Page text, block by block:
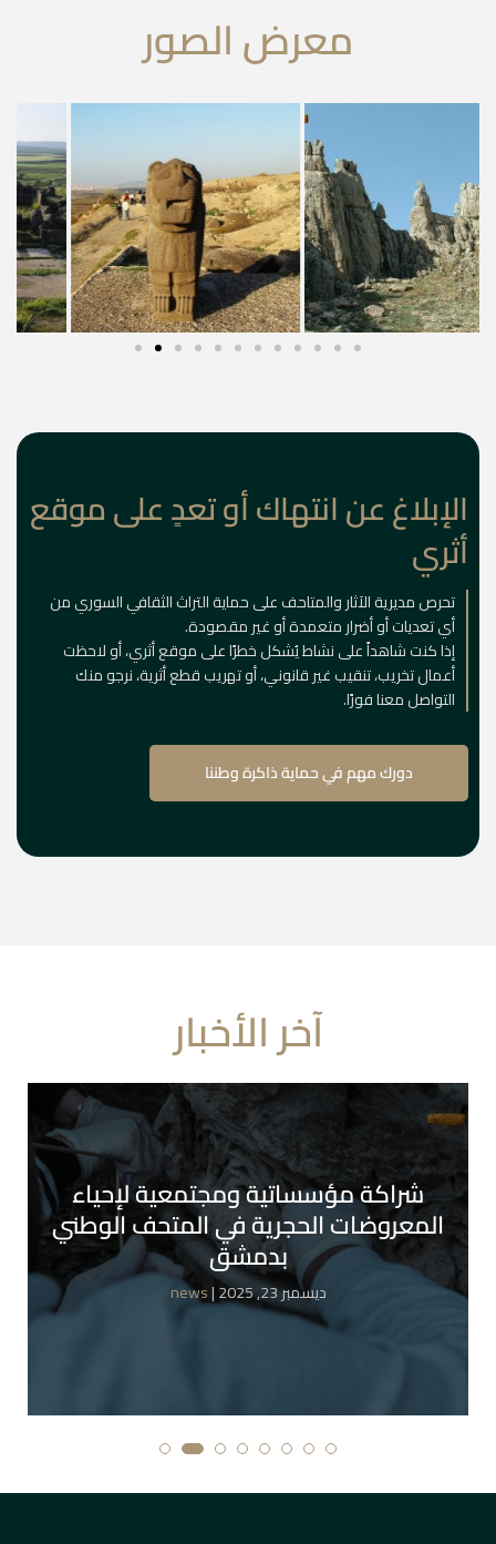
معرض الصور
الإبلاغ عن انتهاك أو تعدٍ على موقع
أثري
تحرص مديرية الآثار والمتاحف على حماية التراث الثقافي السوري من
أي تعديات أو أضرار متعمدة أو غير مقصودة.
إذا كنت شاهداً على نشاط يُشكل خطرًا على موقع أثري، أو لاحظت
أعمال تخريب، تنقيب غير قانوني، أو تهريب قطع أثرية، نرجو منك
التواصل معنا فورًا.
دورك مهم في حماية ذاكرة وطننا
آخر الأخبار
شراكة مؤسساتية ومجتمعية لإحياء
المعروضات الحجرية في المتحف الوطني
بدمشق
news | ديسمبر 23, 2025